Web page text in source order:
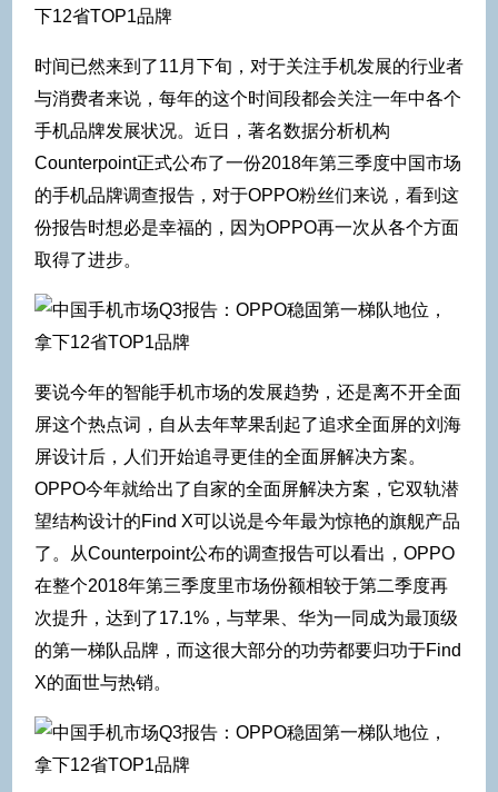
下12省TOP1品牌
时间已然来到了11月下旬，对于关注手机发展的行业者
与消费者来说，每年的这个时间段都会关注一年中各个
手机品牌发展状况。近日，著名数据分析机构
Counterpoint正式公布了一份2018年第三季度中国市场
的手机品牌调查报告，对于OPPO粉丝们来说，看到这
份报告时想必是幸福的，因为OPPO再一次从各个方面
取得了进步。
要说今年的智能手机市场的发展趋势，还是离不开全面
屏这个热点词，自从去年苹果刮起了追求全面屏的刘海
屏设计后，人们开始追寻更佳的全面屏解决方案。
OPPO今年就给出了自家的全面屏解决方案，它双轨潜
望结构设计的Find X可以说是今年最为惊艳的旗舰产品
了。从Counterpoint公布的调查报告可以看出，OPPO
在整个2018年第三季度里市场份额相较于第二季度再
次提升，达到了17.1%，与苹果、华为一同成为最顶级
的第一梯队品牌，而这很大部分的功劳都要归功于Find
X的面世与热销。